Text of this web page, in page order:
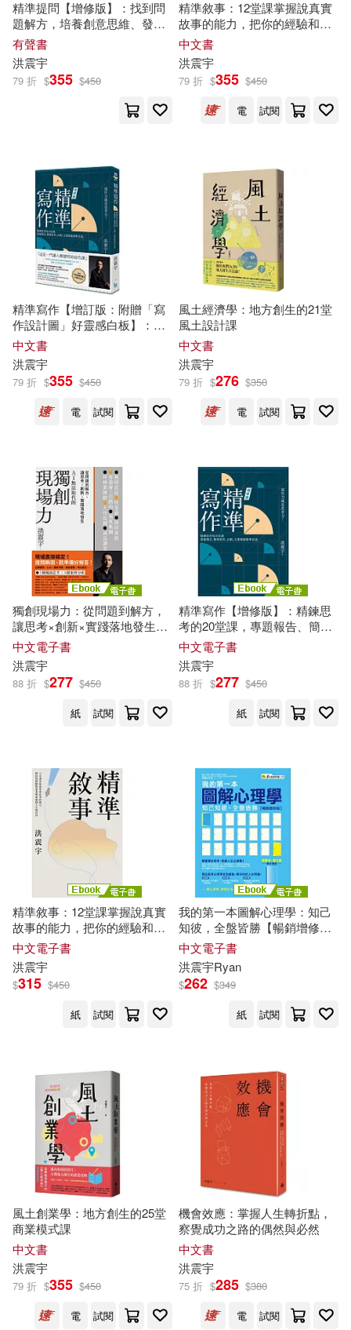
陳彥豪(1) 陳柏言(1)
陳耀昌(1) 麥瑞禮(1)
精準提問【增修版】：找到問
題解方，培養創意思維、發揮
專業影響力的16個提問心法
(有聲書)
有聲書
洪震宇
79 折 $355 $450
精準敘事：12堂課掌握說真實
故事的能力，把你的經驗和專
業變成感動人心的內容
中文書
洪震宇
79 折 $355 $450
電
試閱
精準寫作【增訂版：附贈「寫
作設計圖」好靈感白板】：精
鍊思考的20堂課，專題報告、
簡報資料、企劃、文案都能精
準表達
中文書
洪震宇
79 折 $355 $450
電
試閱
風土經濟學：地方創生的21堂
風土設計課
中文書
洪震宇
79 折 $276 $350
電
試閱
獨創現場力：從問題到解方，
讓思考×創新×實踐落地發生
(電子書)
中文電子書
洪震宇
88 折 $277 $450
紙
試閱
精準寫作【增修版】：精鍊思
考的20堂課，專題報告、簡報
資料、企劃、文案都能精準表
達 (電子書)
中文電子書
洪震宇
88 折 $277 $450
紙
試閱
精準敘事：12堂課掌握說真實
故事的能力，把你的經驗和專
業變成感動人心的內容 (電子
書)
中文電子書
洪震宇
$315 $450
紙
試閱
我的第一本圖解心理學：知己
知彼，全盤皆勝【暢銷增修
版】 (電子書)
中文電子書
洪震宇Ryan
$262 $349
紙
試閱
風土創業學：地方創生的25堂
商業模式課
中文書
洪震宇
79 折 $355 $450
電
試閱
機會效應：掌握人生轉折點，
察覺成功之路的偶然與必然
中文書
洪震宇
75 折 $285 $380
電
試閱